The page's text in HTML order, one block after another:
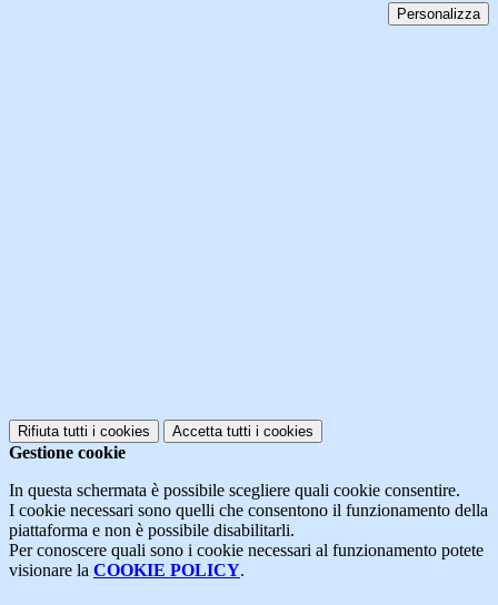
Personalizza
Rifiuta tutti i cookies Accetta tutti i cookies
Gestione cookie
In questa schermata è possibile scegliere quali cookie consentire.
I cookie necessari sono quelli che consentono il funzionamento della
piattaforma e non è possibile disabilitarli.
Per conoscere quali sono i cookie necessari al funzionamento potete
visionare la COOKIE POLICY.